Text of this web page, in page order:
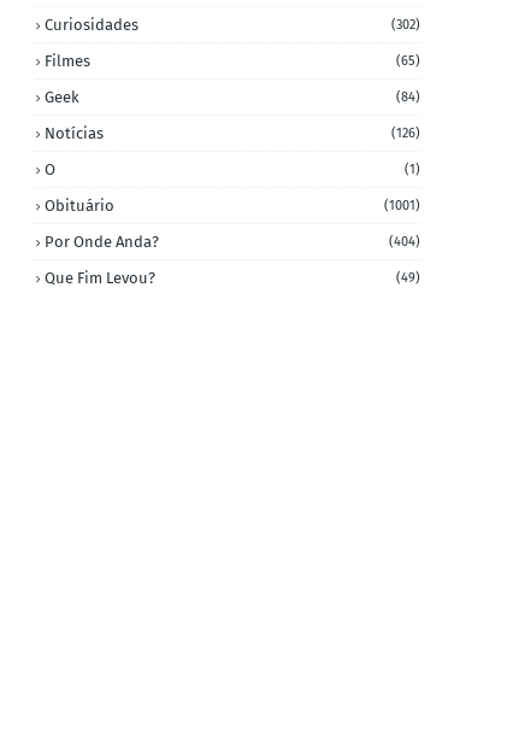
Curiosidades (302)
Filmes (65)
Geek (84)
Notícias (126)
O (1)
Obituário (1001)
Por Onde Anda? (404)
Que Fim Levou? (49)